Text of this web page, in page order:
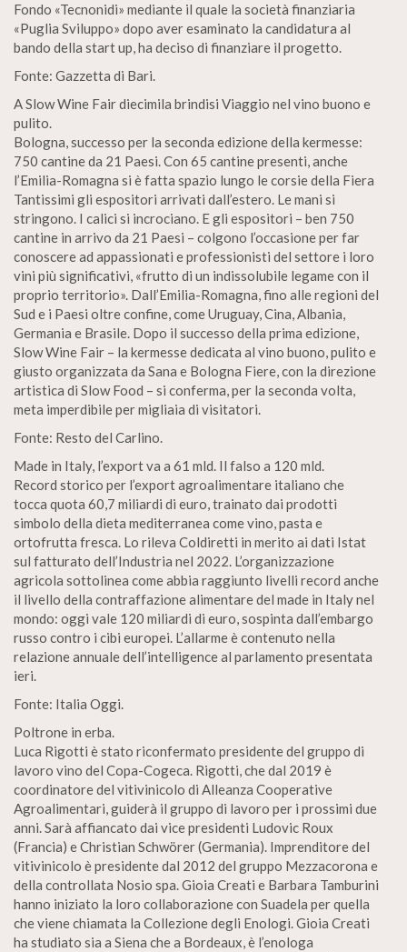
Fondo «Tecnonidi» mediante il quale la società finanziaria
«Puglia Sviluppo» dopo aver esaminato la candidatura al
bando della start up, ha deciso di finanziare il progetto.
Fonte: Gazzetta di Bari.
A Slow Wine Fair diecimila brindisi Viaggio nel vino buono e
pulito.
Bologna, successo per la seconda edizione della kermesse:
750 cantine da 21 Paesi. Con 65 cantine presenti, anche
l’Emilia-Romagna si è fatta spazio lungo le corsie della Fiera
Tantissimi gli espositori arrivati dall’estero. Le mani si
stringono. I calici si incrociano. E gli espositori – ben 750
cantine in arrivo da 21 Paesi – colgono l’occasione per far
conoscere ad appassionati e professionisti del settore i loro
vini più significativi, «frutto di un indissolubile legame con il
proprio territorio». Dall’Emilia-Romagna, fino alle regioni del
Sud e i Paesi oltre confine, come Uruguay, Cina, Albania,
Germania e Brasile. Dopo il successo della prima edizione,
Slow Wine Fair – la kermesse dedicata al vino buono, pulito e
giusto organizzata da Sana e Bologna Fiere, con la direzione
artistica di Slow Food – si conferma, per la seconda volta,
meta imperdibile per migliaia di visitatori.
Fonte: Resto del Carlino.
Made in Italy, l’export va a 61 mld. Il falso a 120 mld.
Record storico per l’export agroalimentare italiano che
tocca quota 60,7 miliardi di euro, trainato dai prodotti
simbolo della dieta mediterranea come vino, pasta e
ortofrutta fresca. Lo rileva Coldiretti in merito ai dati Istat
sul fatturato dell’Industria nel 2022. L’organizzazione
agricola sottolinea come abbia raggiunto livelli record anche
il livello della contraffazione alimentare del made in Italy nel
mondo: oggi vale 120 miliardi di euro, sospinta dall’embargo
russo contro i cibi europei. L’allarme è contenuto nella
relazione annuale dell’intelligence al parlamento presentata
ieri.
Fonte: Italia Oggi.
Poltrone in erba.
Luca Rigotti è stato riconfermato presidente del gruppo di
lavoro vino del Copa-Cogeca. Rigotti, che dal 2019 è
coordinatore del vitivinicolo di Alleanza Cooperative
Agroalimentari, guiderà il gruppo di lavoro per i prossimi due
anni. Sarà affiancato dai vice presidenti Ludovic Roux
(Francia) e Christian Schwörer (Germania). Imprenditore del
vitivinicolo è presidente dal 2012 del gruppo Mezzacorona e
della controllata Nosio spa. Gioia Creati e Barbara Tamburini
hanno iniziato la loro collaborazione con Suadela per quella
che viene chiamata la Collezione degli Enologi. Gioia Creati
ha studiato sia a Siena che a Bordeaux, è l’enologa